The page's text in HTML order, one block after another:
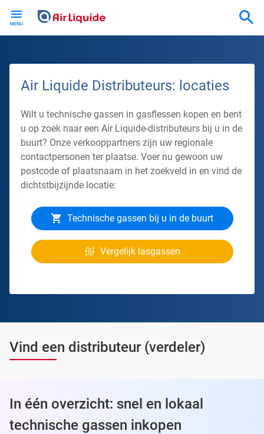
main
Air Liquide Distributeurs: locaties
Wilt u technische gassen in gasflessen kopen en bent
u op zoek naar een Air Liquide-distributeurs bij u in de
buurt? Onze verkooppartners zijn uw regionale
contactpersonen ter plaatse. Voer nu gewoon uw
postcode of plaatsnaam in het zoekveld in en vind de
dichtstbijzijnde locatie:
Technische gassen bij u in de buurt
Vergelijk lasgassen
Vind een distributeur (verdeler)
In één overzicht: snel en lokaal
technische gassen inkopen